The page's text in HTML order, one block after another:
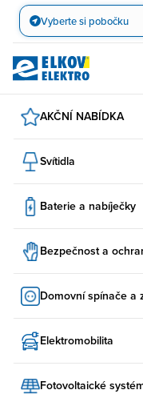
Přejít
obsah
Vyberte si pobočku
AKČNÍ NABÍDKA
Svítidla
Baterie a nabíječky
Bezpečnost a
Domovní spínače a
Elektromobilita
Fotovoltaické